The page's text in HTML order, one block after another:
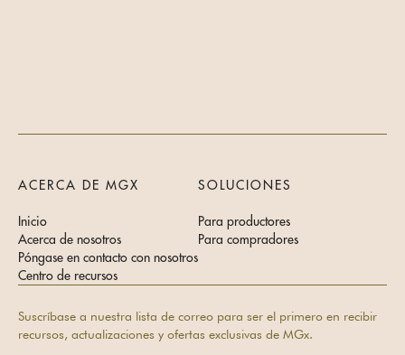
ACERCA DE MGX
Inicio
Acerca de nosotros
Póngase en contacto con nosotros
Centro de recursos
SOLUCIONES
Para productores
Para compradores
Suscríbase a nuestra lista de correo para ser el primero en recibir
recursos, actualizaciones y ofertas exclusivas de MGx.